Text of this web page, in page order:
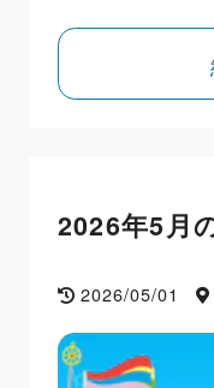
2026年5月
2026/05/01